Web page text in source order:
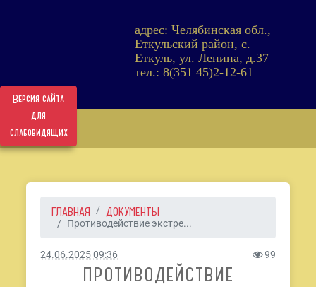
Версия сайта
для
слабовидящих
адрес: Челябинская обл.,
Еткульский район, с.
Еткуль, ул. Ленина, д.37
тел.: 8(351 45)2-12-61
ГЛАВНАЯ ДОКУМЕНТЫ
Противодействие экстре...
24.06.2025 09:36 99
ПРОТИВОДЕЙСТВИЕ